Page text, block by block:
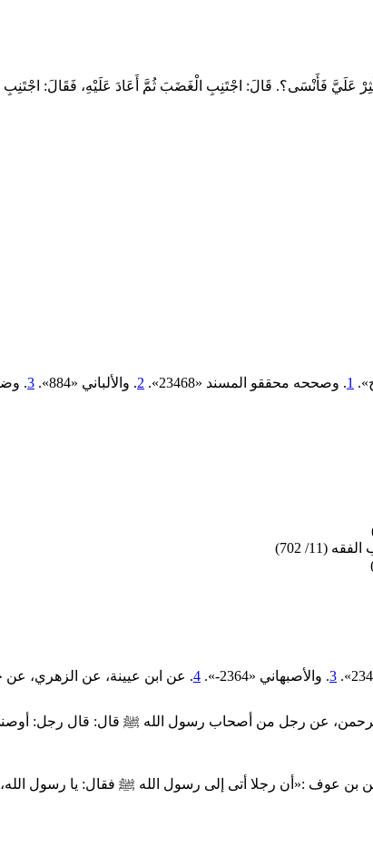
عَلَيَّ فَأَنْسَى؟. قَالَ: ‌اجْتَنِبِ ‌الْغَضَبَ ثُمَّ أَعَادَ عَلَيْهِ، فَقَالَ:
1. وصححه محققو المسند «23468». 2. والألباني «‌‌884». 3
.
(11/ 702)
3. والأصبهاني «2364-». 4. عن ابن عيينة، عن الزهري،
عن رجل من أصحاب رسول الله ﷺ قال: قال رجل:
بن عوف :«أن رجلا أتى إلى رسول الله ﷺ فقال: يا رسول